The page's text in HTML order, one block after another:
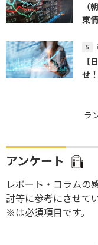
（
東
【
せ
ラ
アンケート
レポート・コラムの
討等に参考にさせて
※は必須項目です。